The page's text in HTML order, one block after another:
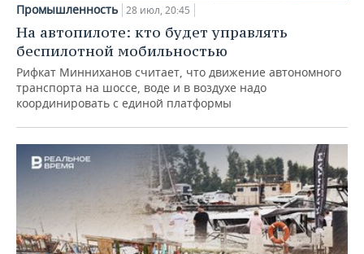
Промышленность 28 июл, 20:45
На автопилоте: кто будет управлять
беспилотной мобильностью
Рифкат Минниханов считает, что движение автономного
транспорта на шоссе, воде и в воздухе надо
координировать с единой платформы